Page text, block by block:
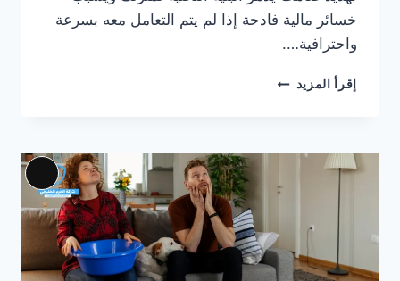
خسائر مالية فادحة إذا لم يتم التعامل معه بسرعة
واحترافية….
إقرأ المزيد شركة
في
0546180071
40%اتصل
الان
Long